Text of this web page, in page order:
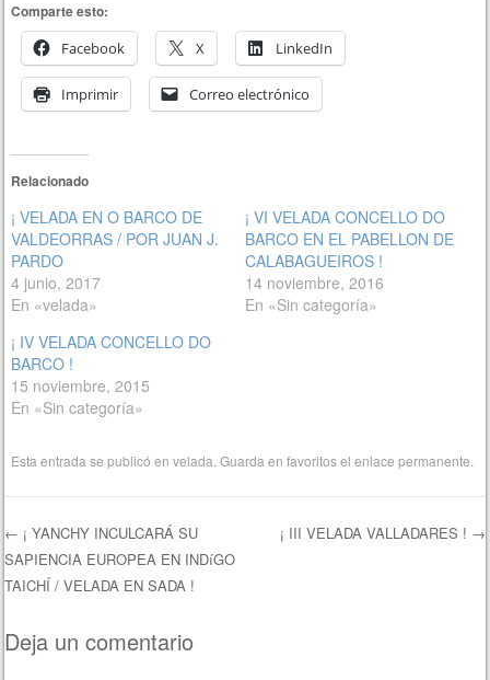
Comparte esto:
Facebook
X LinkedIn
Imprimir Correo electrónico
Relacionado
¡ VELADA EN O BARCO DE
VALDEORRAS / POR JUAN J.
PARDO
4 junio, 2017
En «velada»
¡ VI VELADA CONCELLO DO
BARCO EN EL PABELLON DE
CALABAGUEIROS !
14 noviembre, 2016
En «Sin categoría»
¡ IV VELADA CONCELLO DO
BARCO !
15 noviembre, 2015
En «Sin categoría»
Esta entrada se publicó envelada . Guarda en favoritos elenlace permanente
Navegación de entradas
← ¡ YANCHY INCULCARÁ SU
SAPIENCIA EUROPEA EN INDíGO
TAICHÍ / VELADA EN SADA !
¡ III VELADA VALLADARES ! →
Deja un comentario